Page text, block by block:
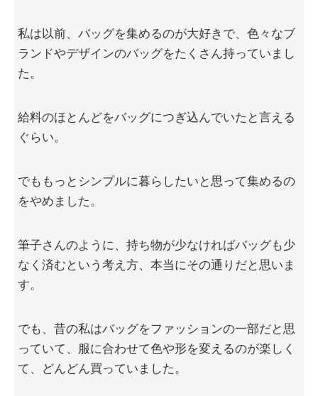
私は以前、バッグを集めるのが大好きで、色々なブ
ランドやデザインのバッグをたくさん持っていまし
た。
給料のほとんどをバッグにつぎ込んでいたと言える
ぐらい。
でももっとシンプルに暮らしたいと思って集めるの
をやめました。
筆子さんのように、持ち物が少なければバッグも少
なく済むという考え方、本当にその通りだと思いま
す。
でも、昔の私はバッグをファッションの一部だと思
っていて、服に合わせて色や形を変えるのが楽しく
て、どんどん買っていました。